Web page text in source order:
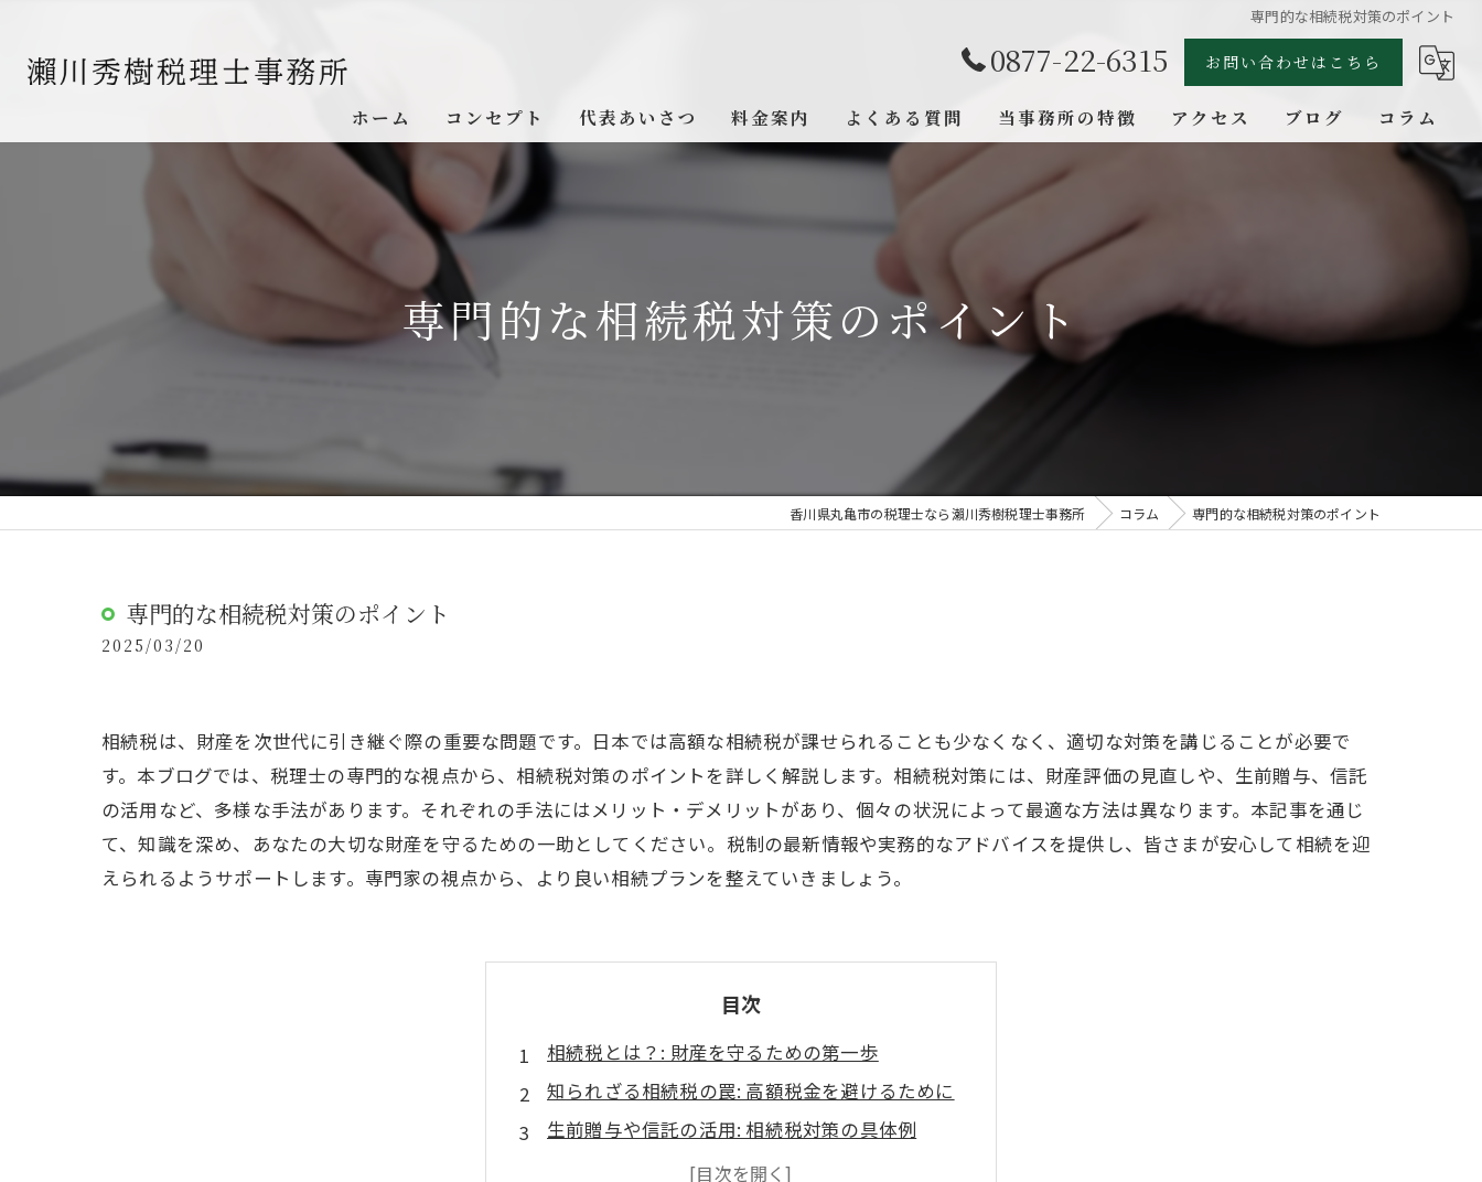
専門的な相続税対策のポイント
0877-22-6315 お問い合わせはこちら
ホーム コンセプト 代表あいさつ 料金案内 よくある質問 当事務所の特徴
税務相談
会社設立
アクセス ブログ コラム
専門的な相続税対策のポイント
香川県丸亀市の税理士なら瀨川秀樹税理士事務所 コラム 専門的な相続税対策のポイント
専門的な相続税対策のポイント
2025/03/20
相続税は、財産を次世代に引き継ぐ際の重要な問題です。日本では高額な相続税が課せられることも少なくなく、適切な対策を講じることが必要で
す。本ブログでは、税理士の専門的な視点から、相続税対策のポイントを詳しく解説します。相続税対策には、財産評価の見直しや、生前贈与、信託
の活用など、多様な手法があります。それぞれの手法にはメリット・デメリットがあり、個々の状況によって最適な方法は異なります。本記事を通じ
て、知識を深め、あなたの大切な財産を守るための一助としてください。税制の最新情報や実務的なアドバイスを提供し、皆さまが安心して相続を迎
えられるようサポートします。専門家の視点から、より良い相続プランを整えていきましょう。
目次
相続税とは？: 財産を守るための第一歩
知られざる相続税の罠: 高額税金を避けるために
生前贈与や信託の活用: 相続税対策の具体例
それぞれの状況に応じた相続プランの設計法